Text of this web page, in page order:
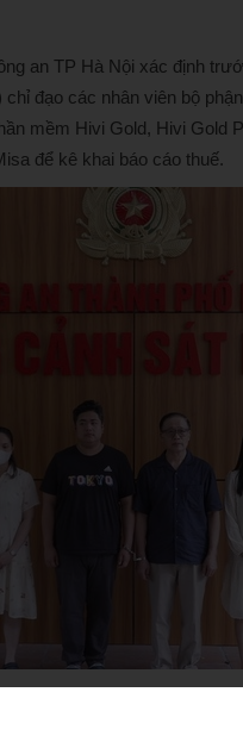
an TP Hà Nội xác định
đạo các nhân viên bộ
mềm Hivi Gold, Hivi Gold
để kê khai báo cáo thuế.
kiểm tra của cơ quan